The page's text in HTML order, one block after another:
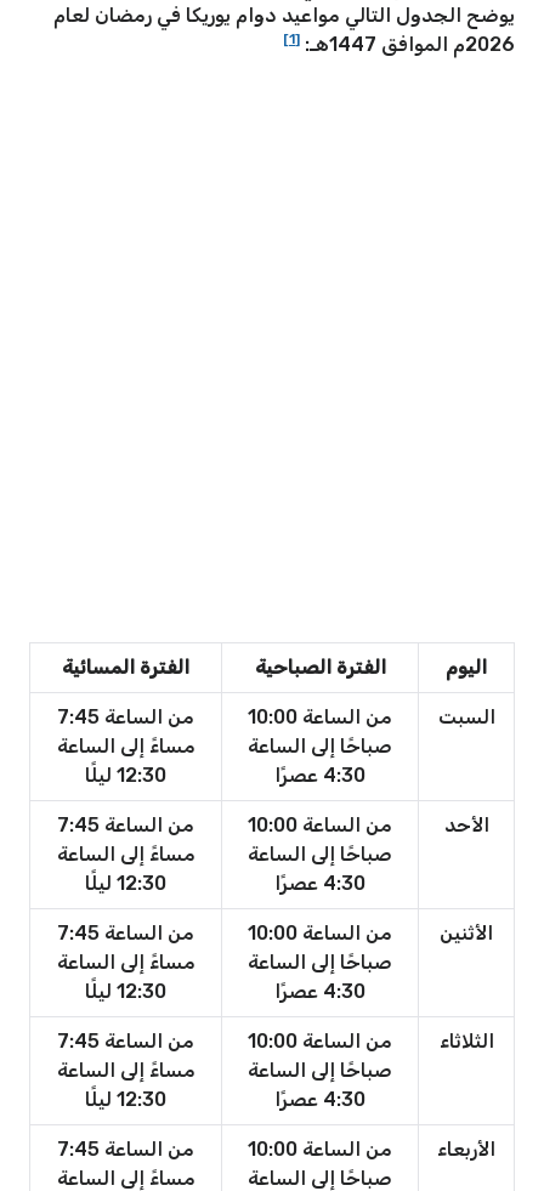
يوضح الجدول التالي مواعيد دوام يوريكا في رمضان لعام
2026م الموافق 1447هـ:
[1]
اليوم الفترة الصباحية الفترة المسائية
السبت
من الساعة 10:00
صباحًا إلى الساعة
4:30 عصرًا
من الساعة 7:45
مساءً إلى الساعة
12:30 ليلًا
الأحد
من الساعة 10:00
صباحًا إلى الساعة
4:30 عصرًا
من الساعة 7:45
مساءً إلى الساعة
12:30 ليلًا
الأثنين
من الساعة 10:00
صباحًا إلى الساعة
4:30 عصرًا
من الساعة 7:45
مساءً إلى الساعة
12:30 ليلًا
الثلاثاء
من الساعة 10:00
صباحًا إلى الساعة
4:30 عصرًا
من الساعة 7:45
مساءً إلى الساعة
12:30 ليلًا
الأربعاء
من الساعة 10:00
صباحًا إلى الساعة
من الساعة 7:45
مساءً إلى الساعة